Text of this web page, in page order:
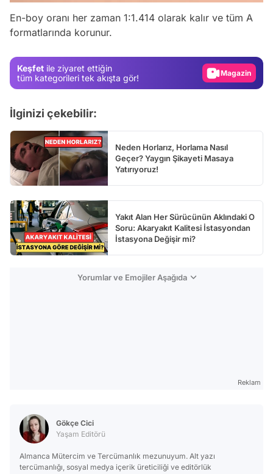
En-boy oranı her zaman 1:1.414 olarak kalır ve tüm A
formatlarında korunur.
Keşfet ile ziyaret ettiğin
tüm kategorileri tek akışta gör!
Test
Video
İlginizi çekebilir:
Neden Horlarız, Horlama Nasıl
Geçer? Yaygın Şikayeti Masaya
Yatırıyoruz!
Yakıt Alan Her Sürücünün Aklındaki O
Soru: Akaryakıt Kalitesi İstasyondan
İstasyona Değişir mi?
Yorumlar ve Emojiler Aşağıda
Reklam
Gökçe Cici
Yaşam Editörü
Almanca Mütercim ve Tercümanlık mezunuyum. Alt yazı
tercümanlığı, sosyal medya içerik üreticiliği ve editörlük